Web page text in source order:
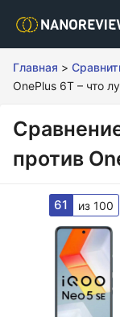
Главная >
OnePlus 6T – что
против
61 из 100